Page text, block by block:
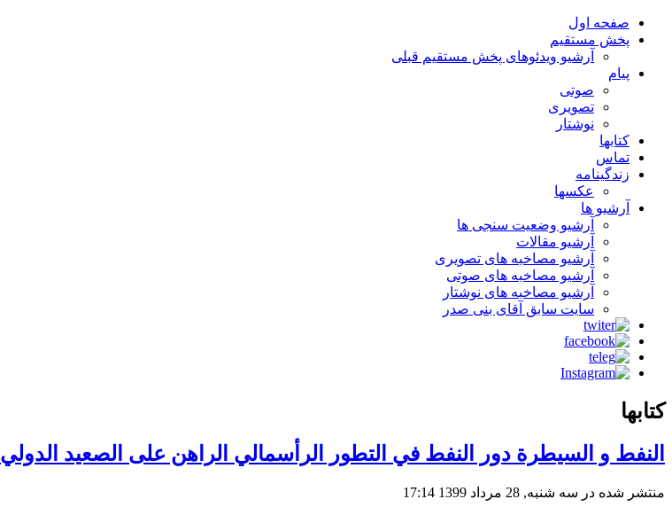
صفحه اول
پخش مستقیم
آرشیو ویدئوهای پخش مستقیم قبلی
پیام
صوتی
تصویری
نوشتار
کتابها
تماس
زندگینامه
عکسها
آرشیو ها
آرشیو وضعیت سنجی ها
آرشیو مقالات
آرشیو مصاخبه های تصویری
آرشیو مصاخبه های صوتی
آرشیو مصاخبه های نوشتار
سایت سابق آقای بنی صدر
کتابها
النفط و السيطرة دور النفط في التطور الرأسمالي الراهن على الصعيد الدولي
منتشر شده در سه شنبه, 28 مرداد 1399 17:14